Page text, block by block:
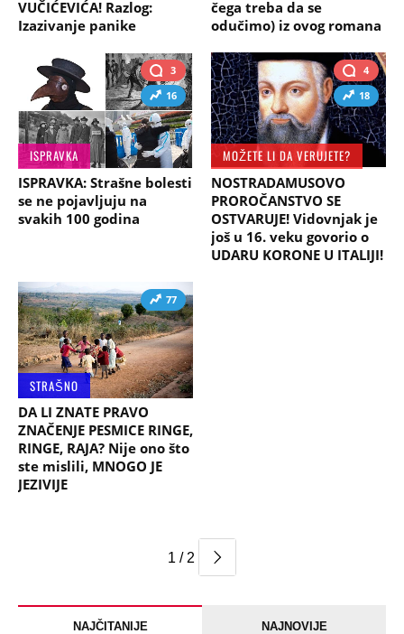
VUČIĆEVIĆA! Razlog:
Izazivanje panike
čega treba da se
odučimo) iz ovog romana
3
16
ISPRAVKA
ISPRAVKA: Strašne bolesti
se ne pojavljuju na
svakih 100 godina
4
18
MOŽETE LI DA VERUJETE?
NOSTRADAMUSOVO
PROROČANSTVO SE
OSTVARUJE! Vidovnjak je
još u 16. veku govorio o
UDARU KORONE U ITALIJI!
77
STRAŠNO
DA LI ZNATE PRAVO
ZNAČENJE PESMICE RINGE,
RINGE, RAJA? Nije ono što
ste mislili, MNOGO JE
JEZIVIJE
1 / 2
NAJČITANIJE NAJNOVIJE